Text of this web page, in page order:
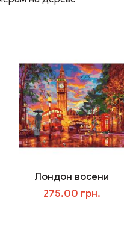
Лондон восени
275.00 грн.